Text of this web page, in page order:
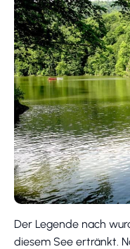
Der Legende nach
diesem See ertränkt.